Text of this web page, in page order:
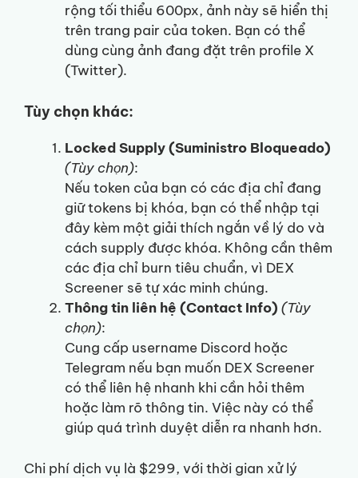
rộng tối thiểu 600px, ảnh này sẽ hiển thị
trên trang pair của token. Bạn có thể
dùng cùng ảnh đang đặt trên profile X
(Twitter).
Tùy chọn khác:
Locked Supply (Suministro Bloqueado)
(Tùy chọn):
Nếu token của bạn có các địa chỉ đang
giữ tokens bị khóa, bạn có thể nhập tại
đây kèm một giải thích ngắn về lý do và
cách supply được khóa. Không cần thêm
các địa chỉ burn tiêu chuẩn, vì DEX
Screener sẽ tự xác minh chúng.
Thông tin liên hệ (Contact Info) (Tùy
chọn):
Cung cấp username Discord hoặc
Telegram nếu bạn muốn DEX Screener
có thể liên hệ nhanh khi cần hỏi thêm
hoặc làm rõ thông tin. Việc này có thể
giúp quá trình duyệt diễn ra nhanh hơn.
Chi phí dịch vụ là $299, với thời gian xử lý